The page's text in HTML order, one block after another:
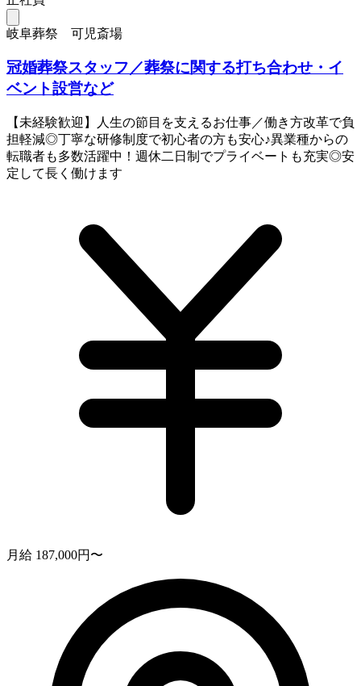
岐阜葬祭 可児斎場
冠婚葬祭スタッフ／葬祭に関する打ち合わせ・イ
ベント設営など
【未経験歓迎】人生の節目を支えるお仕事／働き方改革で負
担軽減◎丁寧な研修制度で初心者の方も安心♪異業種からの
転職者も多数活躍中！週休二日制でプライベートも充実◎安
定して長く働けます
月給 187,000円〜